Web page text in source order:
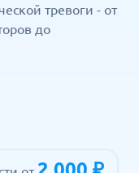
тревоги - от
до